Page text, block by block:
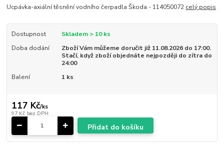
Ucpávka-axiální těsnění vodního čerpadla Škoda - 114050072 celý popis
Dostupnost
Skladem > 10 ks
Doba dodání
Zboží Vám můžeme doručit již 11.08.2026 do 17:00.
Stačí, když zboží objednáte nejpozději do zítra do
24:00
Balení
1 ks
117 Kč/ks
97 Kč bez DPH
Přidat do košíku